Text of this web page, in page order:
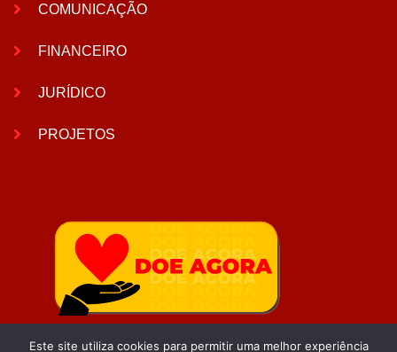
COMUNICAÇÃO
FINANCEIRO
JURÍDICO
PROJETOS
Este site utiliza cookies para permitir uma melhor experiência